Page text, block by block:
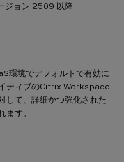
ジョン 2509 以降
環境でデフォルトで有効に
ティブのCitrix Workspace
して、詳細かつ強化された
ます。